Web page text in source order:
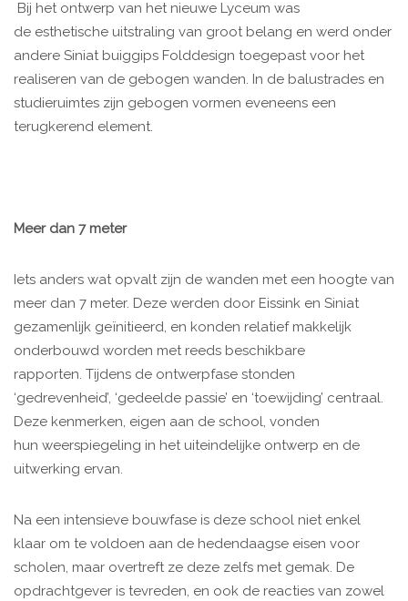
Bij het ontwerp van het nieuwe Lyceum was
de esthetische uitstraling van groot belang en werd onder
andere Siniat buiggips Folddesign toegepast voor het
realiseren van de gebogen wanden. In de balustrades en
studieruimtes zijn gebogen vormen eveneens een
terugkerend element.
Meer dan 7 meter
Iets anders wat opvalt zijn de wanden met een hoogte van
meer dan 7 meter. Deze werden door Eissink en Siniat
gezamenlijk geïnitieerd, en konden relatief makkelijk
onderbouwd worden met reeds beschikbare
rapporten. Tijdens de ontwerpfase stonden
‘gedrevenheid’, ‘gedeelde passie’ en ‘toewijding’ centraal.
Deze kenmerken, eigen aan de school, vonden
hun weerspiegeling in het uiteindelijke ontwerp en de
uitwerking ervan.
Na een intensieve bouwfase is deze school niet enkel
klaar om te voldoen aan de hedendaagse eisen voor
scholen, maar overtreft ze deze zelfs met gemak. De
opdrachtgever is tevreden, en ook de reacties van zowel